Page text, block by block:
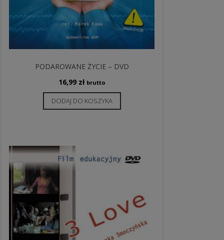
PODAROWANE ŻYCIE – DVD
16,99 zł brutto
DODAJ DO KOSZYKA